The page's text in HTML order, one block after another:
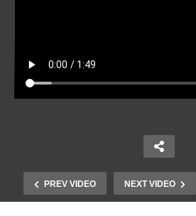
PREV VIDEO NEXT VIDEO